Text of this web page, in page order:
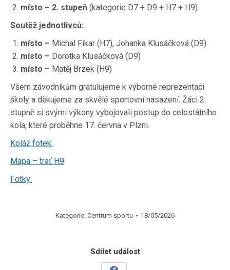
místo – 2. stupeň (kategorie D7 + D9 + H7 + H9)
Soutěž jednotlivců:
místo – Michal Fikar (H7), Johanka Klusáčková (D9)
místo – Dorotka Klusáčková (D9)
místo – Matěj Brzek (H9)
Všem závodníkům gratulujeme k výborné reprezentaci
školy a děkujeme za skvělé sportovní nasazení. Žáci 2.
stupně si svými výkony vybojovali postup do celostátního
kola, které proběhne 17. června v Plzni.
Koláž fotek
Mapa – trať H9
Fotky
Kategorie: Centrum sportu 18/05/2026
Sdílet událost